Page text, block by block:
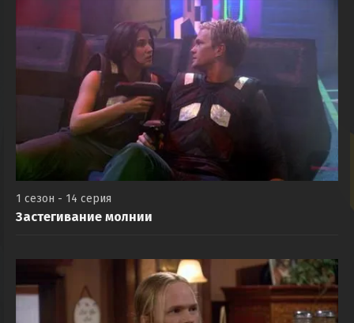
1 сезон - 14 серия
Застегивание молнии